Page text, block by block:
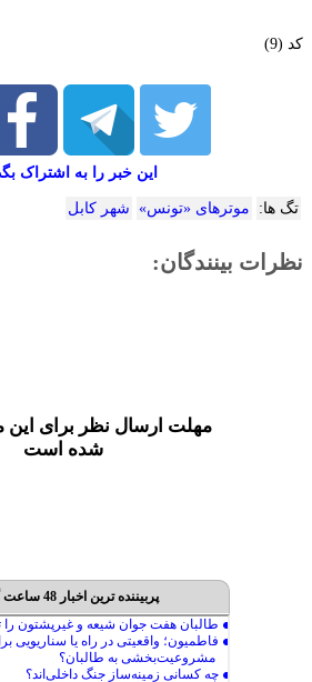
کد (9)
این خبر را به اشتراک
تگ ها: موتر‌های «تونس» شهر کابل
نظرات بینندگان:
مهلت ارسال نظر برای
شده است
پربیننده ترین اخبار 48 ساعت گذشته